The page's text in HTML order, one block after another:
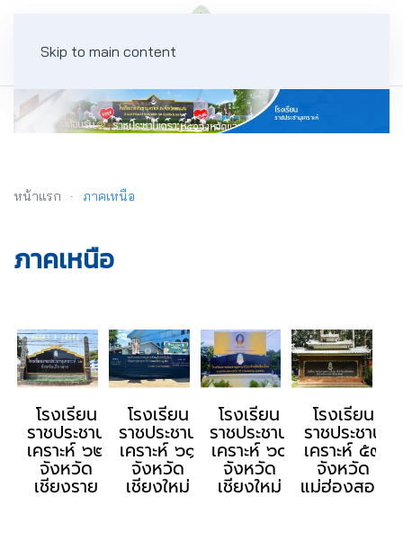
Skip to main content
หน้าแรก ภาคเหนือ
ภาคเหนือ
โรงเรียน
ราชประชานุ
เคราะห์ ๖๒
จังหวัด
เชียงราย
โรงเรียน
ราชประชานุ
เคราะห์ ๖๑
จังหวัด
เชียงใหม่
โรงเรียน
ราชประชานุ
เคราะห์ ๖๐
จังหวัด
เชียงใหม่
โรงเรียน
ราชประชานุ
เคราะห์ ๕๙
จังหวัด
แม่ฮ่องสอน